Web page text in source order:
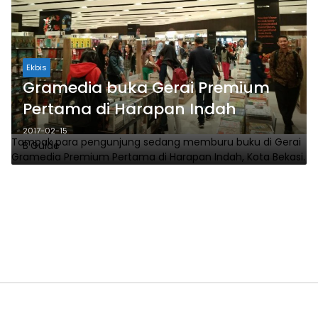
Tampak para pengunjung sedang memburu buku di Gerai
Gramedia Premium Pertama di Harapan Indah, Kota Bekasi.
Ekbis
Gramedia buka Gerai Premium
Pertama di Harapan Indah
2017-02-15
B'Guide